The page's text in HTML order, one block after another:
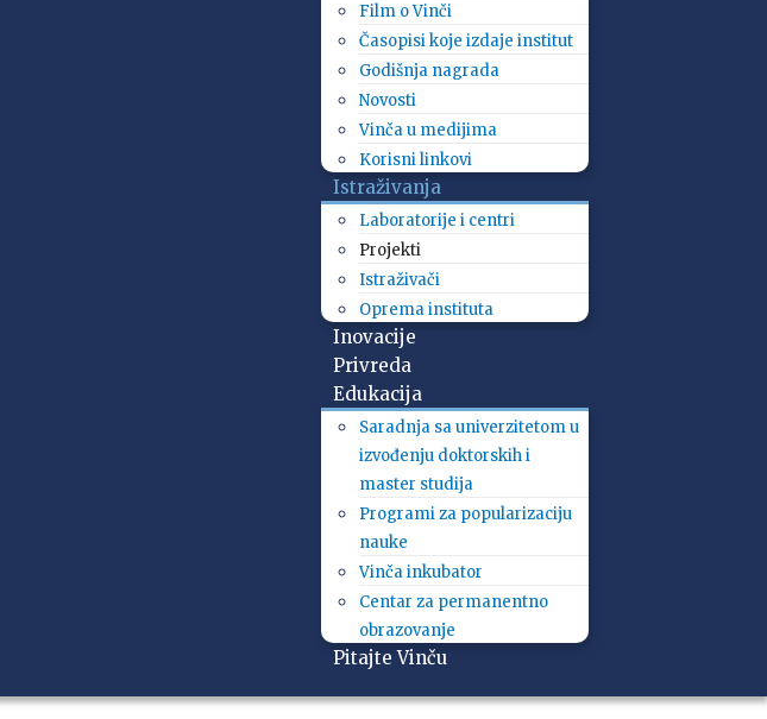
Film o Vinči
Časopisi koje izdaje institut
Godišnja nagrada
Novosti
Vinča u medijima
Korisni linkovi
Istraživanja
Laboratorije i centri
Projekti
Istraživači
Oprema instituta
Inovacije
Privreda
Edukacija
Saradnja sa univerzitetom u
izvođenju doktorskih i
master studija
Programi za popularizaciju
nauke
Vinča inkubator
Centar za permanentno
obrazovanje
Pitajte Vinču